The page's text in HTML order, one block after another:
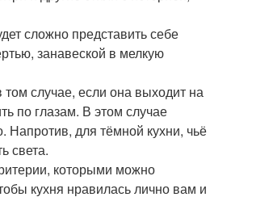
сложно представить себе
занавеской в мелкую
случае, если она выходит на
по глазам. В этом случае
Напротив, для тёмной кухни, чьё
света.
которыми можно
кухня нравилась лично вам и